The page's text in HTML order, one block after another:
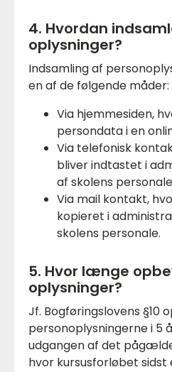
4. Hvordan
oplysninger?
Indsamling af
en af de følgende måder:
Via hjemmesiden,
persondata i en
Via telefonisk
bliver indtastet i
af skolens
Via mail kontakt,
kopieret i
skolens personale.
5. Hvor længe
oplysninger?
Jf. Bogføringslovens §10
personoplysningerne i 5
udgangen af det
hvor kursusforløbet